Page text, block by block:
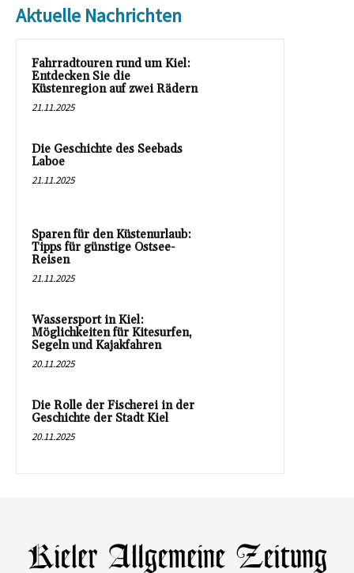
Aktuelle Nachrichten
Fahrradtouren rund um Kiel:
Entdecken Sie die
Küstenregion auf zwei Rädern
21.11.2025
Die Geschichte des Seebads
Laboe
21.11.2025
Sparen für den Küstenurlaub:
Tipps für günstige Ostsee-
Reisen
21.11.2025
Wassersport in Kiel:
Möglichkeiten für Kitesurfen,
Segeln und Kajakfahren
20.11.2025
Die Rolle der Fischerei in der
Geschichte der Stadt Kiel
20.11.2025